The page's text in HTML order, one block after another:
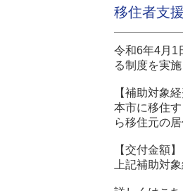
移住者支
令和6年4月1
る制度を実施
【補助対象経
本市に移住
ら移住元の
【交付金額】
上記補助対